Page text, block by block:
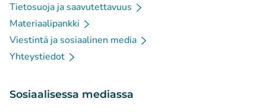
Tietosuoja ja saavutettavuus
Materiaalipankki
Viestintä ja sosiaalinen media
Yhteystiedot
Sosiaalisessa mediassa